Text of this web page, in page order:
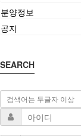
분양정보
공지
SEARCH